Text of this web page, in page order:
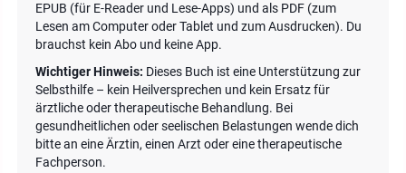
EPUB (für E-Reader und Lese-Apps) und als PDF (zum
Lesen am Computer oder Tablet und zum Ausdrucken). Du
brauchst kein Abo und keine App.
Wichtiger Hinweis: Dieses Buch ist eine Unterstützung zur
Selbsthilfe – kein Heilversprechen und kein Ersatz für
ärztliche oder therapeutische Behandlung. Bei
gesundheitlichen oder seelischen Belastungen wende dich
bitte an eine Ärztin, einen Arzt oder eine therapeutische
Fachperson.